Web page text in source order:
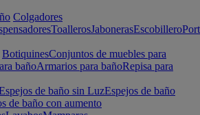
Colgadores
ToallerosJabonerasEscobillero
BotiquinesConjuntos de muebles para
bañoArmarios para bañoRepisa para
de baño sin LuzEspejos de baño
de baño con aumento